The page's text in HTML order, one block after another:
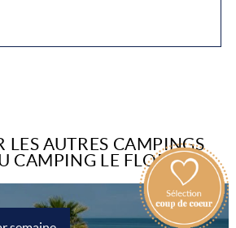
LES AUTRES CAMPINGS
CAMPING LE FLOREAL